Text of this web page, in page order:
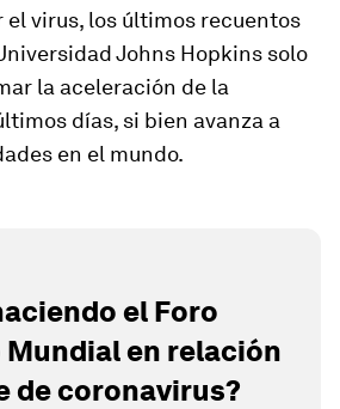
el virus, los últimos recuentos
Johns Hopkins solo
la aceleración de la
días, si bien avanza a
en el mundo.
el Foro
en relación
de coronavirus?